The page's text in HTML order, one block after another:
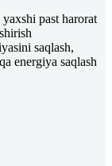
past harorat
saqlash,
energiya saqlash